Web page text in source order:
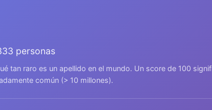
personas
tan raro es un apellido en el mundo. Un score de 100
común (> 10 millones).